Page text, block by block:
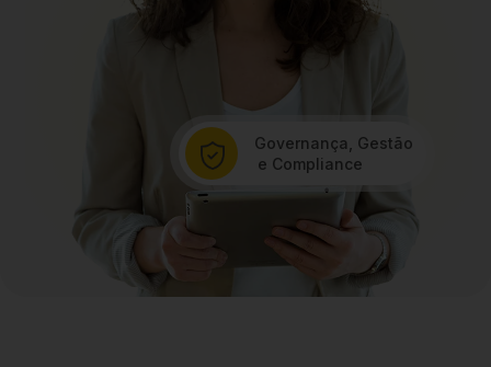
Governança, Gestão
e Compliance